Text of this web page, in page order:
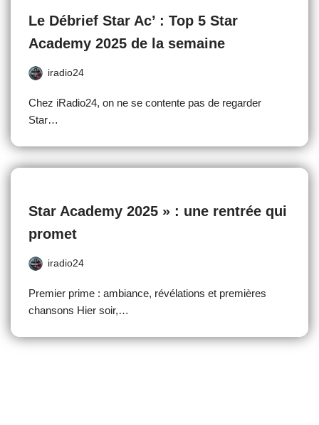
Le Débrief Star Ac’ : Top 5 Star
Academy 2025 de la semaine
iradio24
Chez iRadio24, on ne se contente pas de regarder
Star…
Star Academy 2025 » : une rentrée qui
promet
iradio24
Premier prime : ambiance, révélations et premières
chansons Hier soir,…